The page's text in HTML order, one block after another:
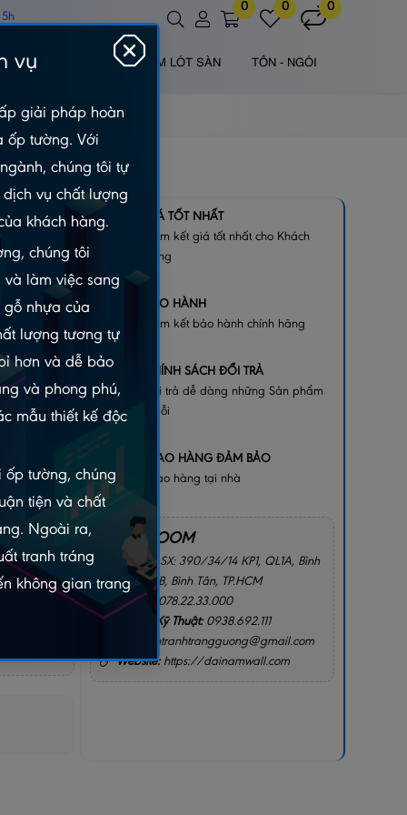
0 0 0
NGOÀI TRỜI TẤM LÓT SÀN TÔN - NGÓI
5MM -
+
GIÁ TỐT NHẤT
Cam kết giá tốt nhất cho Khách
hàng
BẢO HÀNH
Cam kết bảo hành chính hãng
CHÍNH SÁCH ĐỔI TRẢ
Đổi trả dễ dàng những Sản phẩm
bị lỗi
GIAO HÀNG ĐẢM BẢO
Giao hàng tại nhà
SHOWROOM
Địa chỉ: SX: 390/34/14 KP1, QL1A, Bình
Hưng Hòa B, Bình Tân, TP.HCM
Hotline:
078.22.33.000
Hotline Kỹ Thuật: 0938.692.111
intranhtrangguong@gmail.com
Website:https://dainamwall.com
vụ
giải pháp hoàn
ốp tường. Với
chúng tôi tự
vụ chất lượng
khách hàng.
chúng tôi
làm việc sang
gỗ nhựa của
lượng tương tự
hơn và dễ bảo
và phong phú,
mẫu thiết kế độc
ốp tường, chúng
tiện và chất
Ngoài ra,
tranh tráng
không gian trang